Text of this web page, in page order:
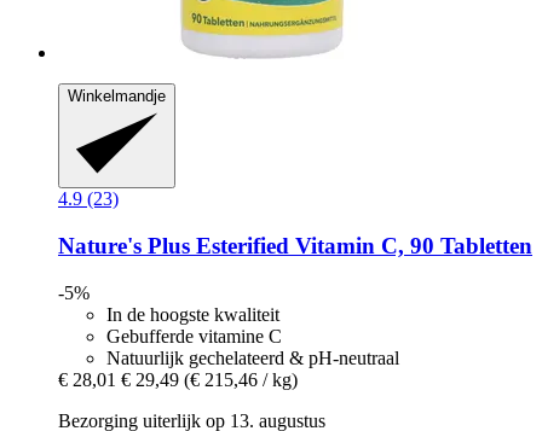
Winkelmandje
4.9 (23)
Nature's Plus Esterified Vitamin C, 90 Tabletten
-5%
In de hoogste kwaliteit
Gebufferde vitamine C
Natuurlijk gechelateerd & pH-neutraal
€ 28,01 € 29,49 (€ 215,46 / kg)
Bezorging uiterlijk op 13. augustus